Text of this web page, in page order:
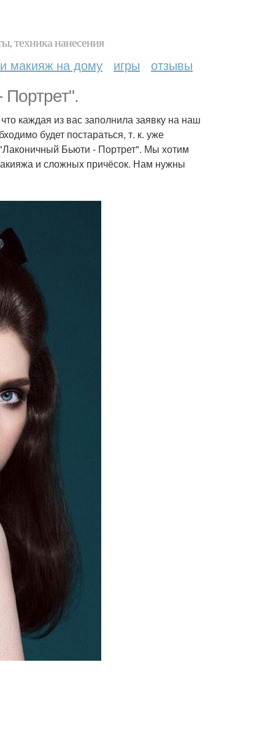
техника нанесения
макияж на дому игры отзывы
каждая из вас заполнила заявку на наш
будет постараться, т. к. уже
Бьюти - Портрет". Мы хотим
и сложных причёсок. Нам нужны